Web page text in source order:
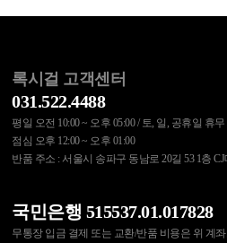
록시걸 고객센터
031.522.4488
평일 오전 10:00 ~ 오후 05:00 / 토, 일, 공휴일 휴무
점심 오후 12:00 ~ 오후 01:00
반품 주소 : 서울시 송파구 동남로 20길 53 1층
국민은행 515537.01.017828
무통장 입금 결제 또는 교환/반품 비용은 위 계